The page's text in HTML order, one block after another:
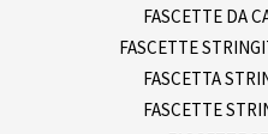
FASCETTE DA
FASCETTE
FASCETTA
FASCETTE